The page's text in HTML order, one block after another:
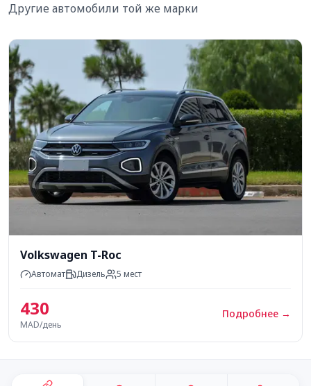
Другие автомобили той же марки
Volkswagen T-Roc
Автомат Дизель 5 мест
430
MAD/день
Подробнее →